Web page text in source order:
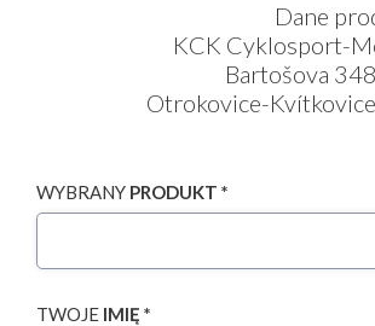
Dane
KCK Cyklosport-
Bartošova
Otrokovice-
WYBRANY PRODUKT *
TWOJE IMIĘ *